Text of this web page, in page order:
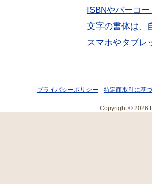
ISBNやバーコ
文字の書体は、
スマホやタブレ
プライバシーポリシー 特定商取引に基
Copyright © 2026